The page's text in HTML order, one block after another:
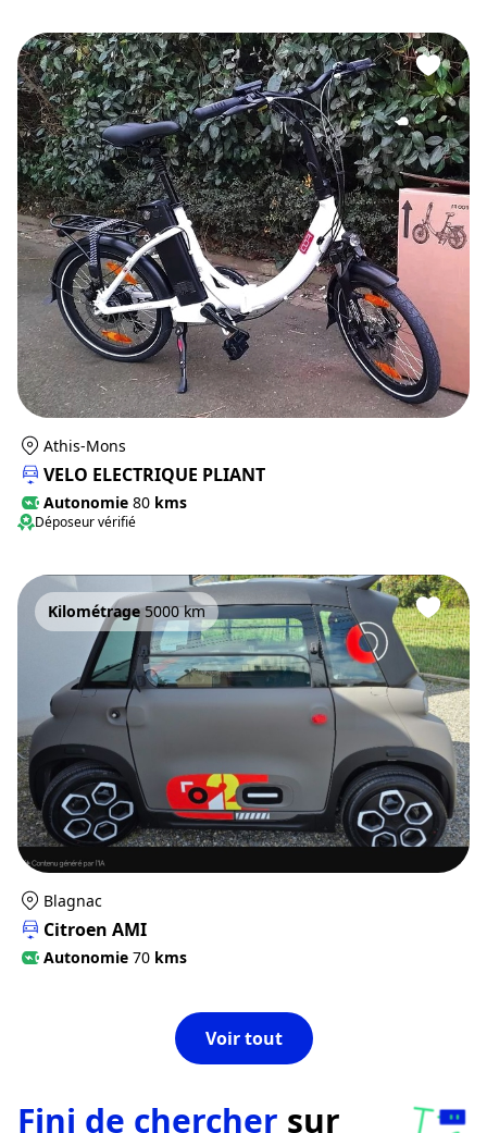
Athis-Mons
VELO ELECTRIQUE PLIANT
Autonomie 80 kms
Déposeur vérifié
Kilométrage5000 km
Blagnac
Citroen AMI
Autonomie 70 kms
Voir tout
Fini de chercher sur